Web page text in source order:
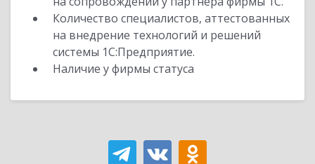
Количество специалистов, аттестованных
на внедрение технологий и решений
системы 1С:Предприятие.
Наличие у фирмы статуса